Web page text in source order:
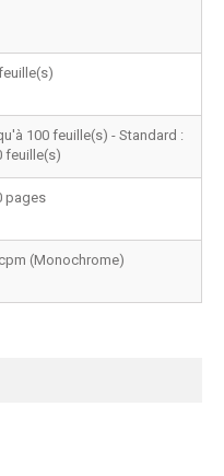
100 feuille(s) - Standard :
feuille(s)
pages
(Monochrome)